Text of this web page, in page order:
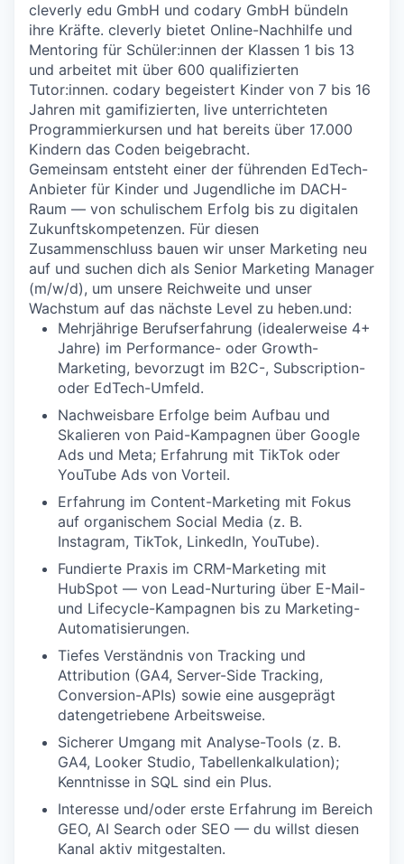
cleverly edu GmbH und codary GmbH bündeln
ihre Kräfte. cleverly bietet Online-Nachhilfe und
Mentoring für Schüler:innen der Klassen 1 bis 13
und arbeitet mit über 600 qualifizierten
Tutor:innen. codary begeistert Kinder von 7 bis 16
Jahren mit gamifizierten, live unterrichteten
Programmierkursen und hat bereits über 17.000
Kindern das Coden beigebracht.
Gemeinsam entsteht einer der führenden EdTech-
Anbieter für Kinder und Jugendliche im DACH-
Raum — von schulischem Erfolg bis zu digitalen
Zukunftskompetenzen. Für diesen
Zusammenschluss bauen wir unser Marketing neu
auf und suchen dich als Senior Marketing Manager
(m/w/d), um unsere Reichweite und unser
Wachstum auf das nächste Level zu heben.und:
Mehrjährige Berufserfahrung (idealerweise 4+
Jahre) im Performance- oder Growth-
Marketing, bevorzugt im B2C-, Subscription-
oder EdTech-Umfeld.
Nachweisbare Erfolge beim Aufbau und
Skalieren von Paid-Kampagnen über Google
Ads und Meta; Erfahrung mit TikTok oder
YouTube Ads von Vorteil.
Erfahrung im Content-Marketing mit Fokus
auf organischem Social Media (z. B.
Instagram, TikTok, LinkedIn, YouTube).
Fundierte Praxis im CRM-Marketing mit
HubSpot — von Lead-Nurturing über E-Mail-
und Lifecycle-Kampagnen bis zu Marketing-
Automatisierungen.
Tiefes Verständnis von Tracking und
Attribution (GA4, Server-Side Tracking,
Conversion-APIs) sowie eine ausgeprägt
datengetriebene Arbeitsweise.
Sicherer Umgang mit Analyse-Tools (z. B.
GA4, Looker Studio, Tabellenkalkulation);
Kenntnisse in SQL sind ein Plus.
Interesse und/oder erste Erfahrung im Bereich
GEO, AI Search oder SEO — du willst diesen
Kanal aktiv mitgestalten.